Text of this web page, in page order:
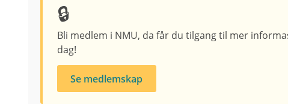
Bli medlem i NMU, da får du tilgang til mer
dag!
Se medlemskap